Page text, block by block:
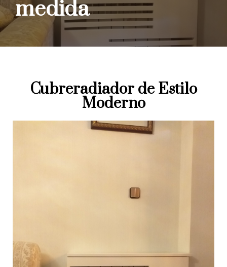
medida
Cubreradiador de Estilo
Moderno